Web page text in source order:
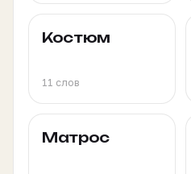
Костюм
11 слов
Матрос